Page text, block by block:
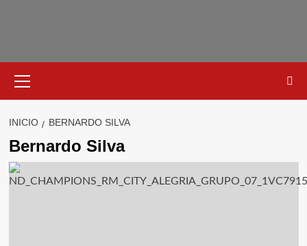
primario
INICIO BERNARDO SILVA
Bernardo Silva